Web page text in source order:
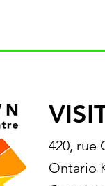
420, rue
Ontario